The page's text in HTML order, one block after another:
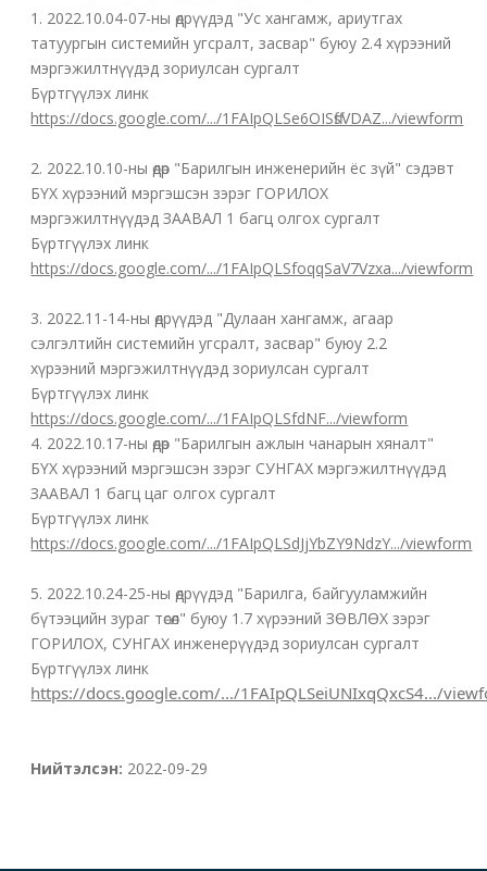
1. 2022.10.04-07-ны өдрүүдэд "Ус хангамж, ариутгах
татуургын системийн угсралт, засвар" буюу 2.4 хүрээний
мэргэжилтнүүдэд зориулсан сургалт
Бүртгүүлэх линк
https://docs.google.com/.../1FAIpQLSe6OISffsVDAZ.../viewform
2. 2022.10.10-ныөдөр "Барилгын инженерийн ёс зүй" сэдэвт
БҮХ хүрээний мэргэшсэн зэрэг ГОРИЛОХ
мэргэжилтнүүдэд ЗААВАЛ 1 багц олгох сургалт
Бүртгүүлэх линк
https://docs.google.com/.../1FAIpQLSfoqqSaV7Vzxa.../viewform
3. 2022.11-14-ны өдрүүдэд "Дулаан хангамж, агаар
сэлгэлтийн системийн угсралт, засвар" буюу 2.2
хүрээний мэргэжилтнүүдэд зориулсан сургалт
Бүртгүүлэх линк
https://docs.google.com/.../1FAIpQLSfdNF.../viewform
4. 2022.10.17-ны өдөр "Барилгын ажлын чанарын хяналт"
БҮХ хүрээний мэргэшсэн зэрэг СУНГАХ мэргэжилтнүүдэд
ЗААВАЛ 1 багц цаг олгох сургалт
Бүртгүүлэх линк
https://docs.google.com/.../1FAIpQLSdJjYbZY9NdzY.../viewform
5. 2022.10.24-25-ны өдрүүдэд "Барилга, байгууламжийн
бүтээцийн зураг төсөл" буюу 1.7 хүрээний ЗӨВЛӨХ зэрэг
ГОРИЛОХ, СУНГАХ инженерүүдэд зориулсан сургалт
Бүртгүүлэх линк
https://docs.google.com/.../1FAIpQLSeiUNIxqQxcS4.../
Нийтэлсэн: 2022-09-29